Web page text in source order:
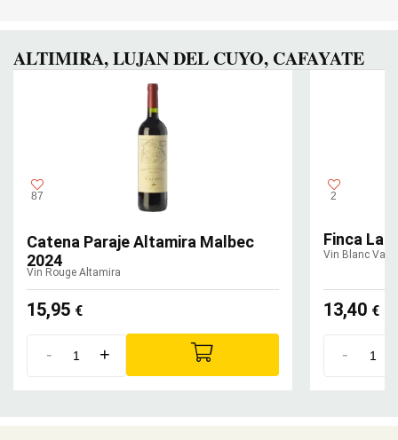
ALTIMIRA, LUJAN DEL CUYO, CAFAYATE
87
Catena Paraje Altamira Malbec
2024
Vin Rouge Altamira
15,95 €
- +
2
Finca
Vin Blanc
13,40 €
-